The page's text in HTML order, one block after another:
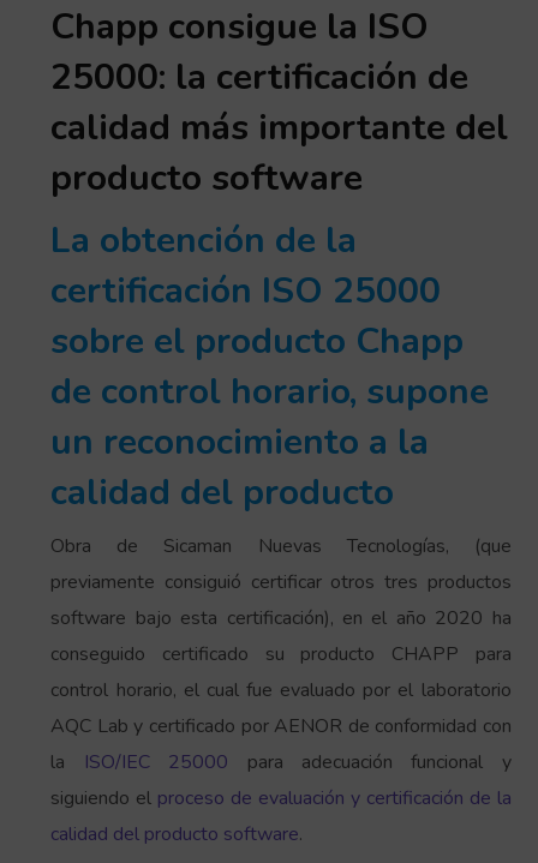
Chapp consigue la ISO
25000: la certificación de
calidad más importante del
producto software
La obtención de la
certificación ISO 25000
sobre el producto Chapp
de control horario, supone
un reconocimiento a la
calidad del producto
Obra de Sicaman Nuevas Tecnologías, (que
previamente consiguió certificar otros tres productos
software bajo esta certificación), en el año 2020 ha
conseguido certificado su producto CHAPP para
control horario, el cual fue evaluado por el laboratorio
AQC Lab y certificado por AENOR de conformidad con
la
ISO/IEC 25000 para adecuación funcional y
siguiendo el proceso de evaluación y certificación de la
calidad del producto software.